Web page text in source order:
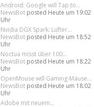
Android: Google will Tap to...
NewsBot posted Heute um 19:02
Uhr
Nvidia DGX Spark: Lüfter...
NewsBot posted Heute um 18:52
Uhr
Noctua misst über 100...
NewsBot posted Heute um 18:22
Uhr
OpenMouse will Gaming-Mäuse...
NewsBot posted Heute um 18:02
Uhr
Adobe mit neuem...